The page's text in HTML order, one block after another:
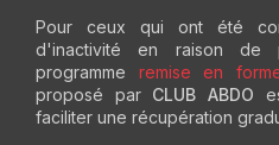
Pour ceux qui ont été
d'inactivité en raison de
programme remise en
proposé par CLUB ABDO
faciliter une récupération